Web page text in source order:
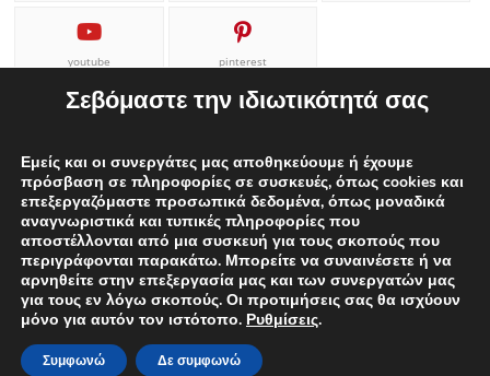
youtube pinterest
ΕΠΙΚΟΙΝΩΝΙΑ ΟΡΟΙ ΧΡΗΣΗΣ
Η ΟΜΑΔΑ ΜΑΣ
ΔΙΑΦΗΜΙΣΕΙΣ
Proudly powered by WordPress|Theme: edweek.gr
ThemeSpiral.com.
Σεβόμαστε την ιδιωτικότητά σας
Εμείς και οι συνεργάτες μας αποθηκεύουμε ή έχουμε
πρόσβαση σε πληροφορίες σε συσκευές, όπως cookies και
επεξεργαζόμαστε προσωπικά δεδομένα, όπως μοναδικά
αναγνωριστικά και τυπικές πληροφορίες που
αποστέλλονται από μια συσκευή για τους σκοπούς που
περιγράφονται παρακάτω. Μπορείτε να συναινέσετε ή να
αρνηθείτε στην επεξεργασία μας και των συνεργατών μας
για τους εν λόγω σκοπούς. Οι προτιμήσεις σας θα ισχύουν
μόνο για αυτόν τον ιστότοπο. Ρυθμίσεις.
Συμφωνώ Δε συμφωνώ